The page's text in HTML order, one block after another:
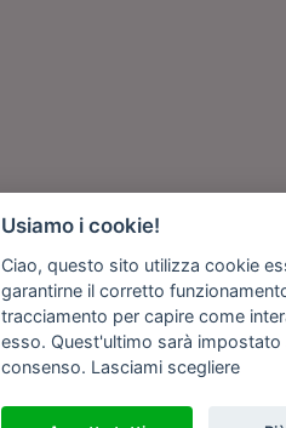
Seguici su
Usiamo i cookie!
Ciao, questo sito utilizza cookie
garantirne il corretto
tracciamento per capire come
esso. Quest'ultimo sarà impostato
consenso. Lasciami scegliere